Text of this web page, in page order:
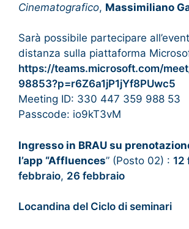
Cinematografico, Massimiliano
Sarà possibile partecipare
distanza sulla piattaforma
https://teams.microsoft.com/
98853?p=r6Z6a1jP1jYf8PUwc5
Meeting ID: 330 447 359 988 53
Passcode: io9kT3vM
Ingresso in BRAU su
l’app “Affluences” (Posto 02) : 12
febbraio, 26 febbraio
Locandina del Ciclo di seminari